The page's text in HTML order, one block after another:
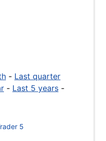
- Last quarter
- Last 5 years -
5